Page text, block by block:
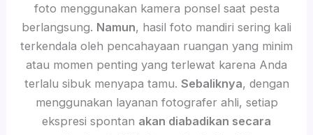
foto menggunakan kamera ponsel saat pesta
berlangsung. Namun, hasil foto mandiri sering kali
terkendala oleh pencahayaan ruangan yang minim
atau momen penting yang terlewat karena Anda
terlalu sibuk menyapa tamu. Sebaliknya, dengan
menggunakan layanan fotografer ahli, setiap
ekspresi spontan akan diabadikan secara